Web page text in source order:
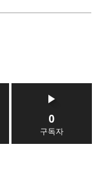
0
구독자